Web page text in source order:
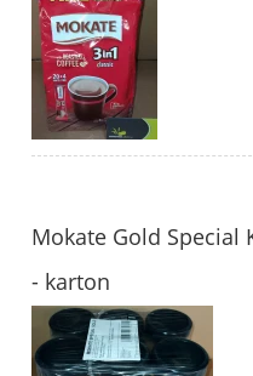
Mokate Gold Special
- karton